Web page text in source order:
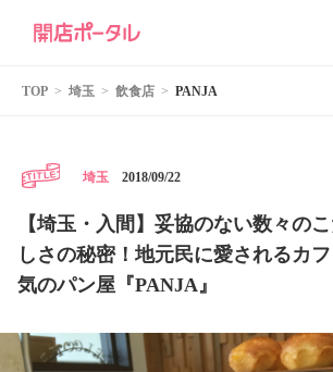
TOP 埼玉 飲食店 PANJA
埼玉 2018/09/22
【埼玉・入間】妥協のない数々の
しさの秘密！地元民に愛されるカ
気のパン屋『PANJA』